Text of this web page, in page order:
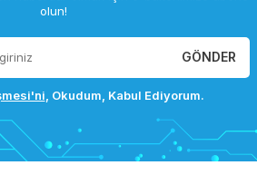
olun!
GÖNDER
, Okudum, Kabul Ediyorum.